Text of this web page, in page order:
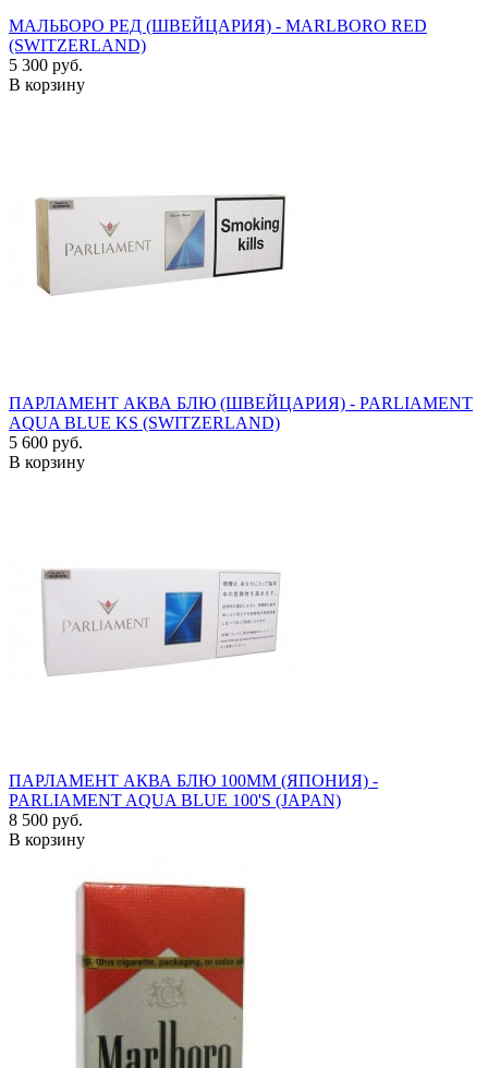
МАЛЬБОРО РЕД (ШВЕЙЦАРИЯ) - MARLBORO RED
(SWITZERLAND)
5 300 руб.
В корзину
ПАРЛАМЕНТ АКВА БЛЮ (ШВЕЙЦАРИЯ) - PARLIAMENT
AQUA BLUE KS (SWITZERLAND)
5 600 руб.
В корзину
ПАРЛАМЕНТ АКВА БЛЮ 100ММ (ЯПОНИЯ) -
PARLIAMENT AQUA BLUE 100'S (JAPAN)
8 500 руб.
В корзину